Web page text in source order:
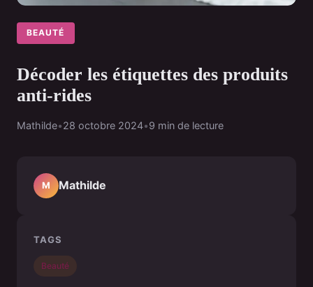
BEAUTÉ
Décoder les étiquettes des produits
anti-rides
Mathilde•28 octobre 2024•9 min de lecture
M Mathilde
TAGS
Beauté